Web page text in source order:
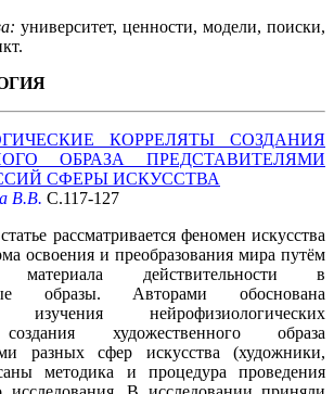
университет, ценности, модели, поиски,
КОРРЕЛЯТЫ СОЗДАНИЯ
ОБРАЗА ПРЕДСТАВИТЕЛЯМИ
СФЕРЫ ИСКУССТВА
В.В. С.117-127
рассматривается феномен искусства
освоения и преобразования мира путём
материала действительности в
образы. Авторами обоснована
изучения нейрофизиологических
художественного образа
разных сфер искусства (художники,
методика и процедура проведения